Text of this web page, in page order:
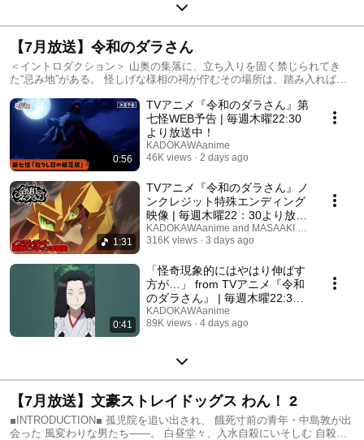
【7月放送】令和のダラさん
＜イントロダクション＞ 山奥の集落に、立ち入りを固く禁じられてき
た“忌み地”がある。 怪しげな様相の祠が佇むその場所は、踏み入れば祟
家に生まれた日向と薫。 ある嵐の夜、禁忌の地に踏み入った二人は、 巨
大な蛇体を持つ祟り神・屋跨斑（ヤマタギマダラ）に遭遇してしまう
———。 ……のだが、二人は怪異を恐れるどころか 「ダラさん」と親し
げに呼び、あっさり懐いてしまった！ 「わし一応、祟り神なんじゃ
が！？」 怖いもの知らずの日向と薫に振り回され、気づけば怪異がツッ
コミ役に！？ 悲しい過去を持つダラさんと自由すぎるきょうだいが織り
なす、 騒がしくもハートフルな日々――。 令和が生んだ新感覚オカルト
＆コメディ、いざ開幕！
0:56
TVアニメ『令和のダラさん』第
七怪WEB予告 | 毎週木曜22:30
より放送中！
KADOKAWAanime
46K views
2 days ago
1:31
TVアニメ『令和のダラさん』ノ
ンクレジット特殊エンディング
映像 | 毎週木曜22：30より放送
中！
KADOKAWAanime and MASAAKI ENDOH
316K views
3 days ago
0:41
「怪奇現象的にはやはり伸ばす
方が…」 from TVアニメ『令和
のダラさん』 | 毎週木曜22:30
より放送中
KADOKAWAanime
89K views
4 days ago
【7月放送】文豪ストレイドッグス わん！ 2
■INTRODUCTION■ 孤児院を追い出され、 餓死寸前の青年・中島敦が出
会った 風変わりな男たち――。 白昼堂々、入水自殺にいそしむ 自殺嗜